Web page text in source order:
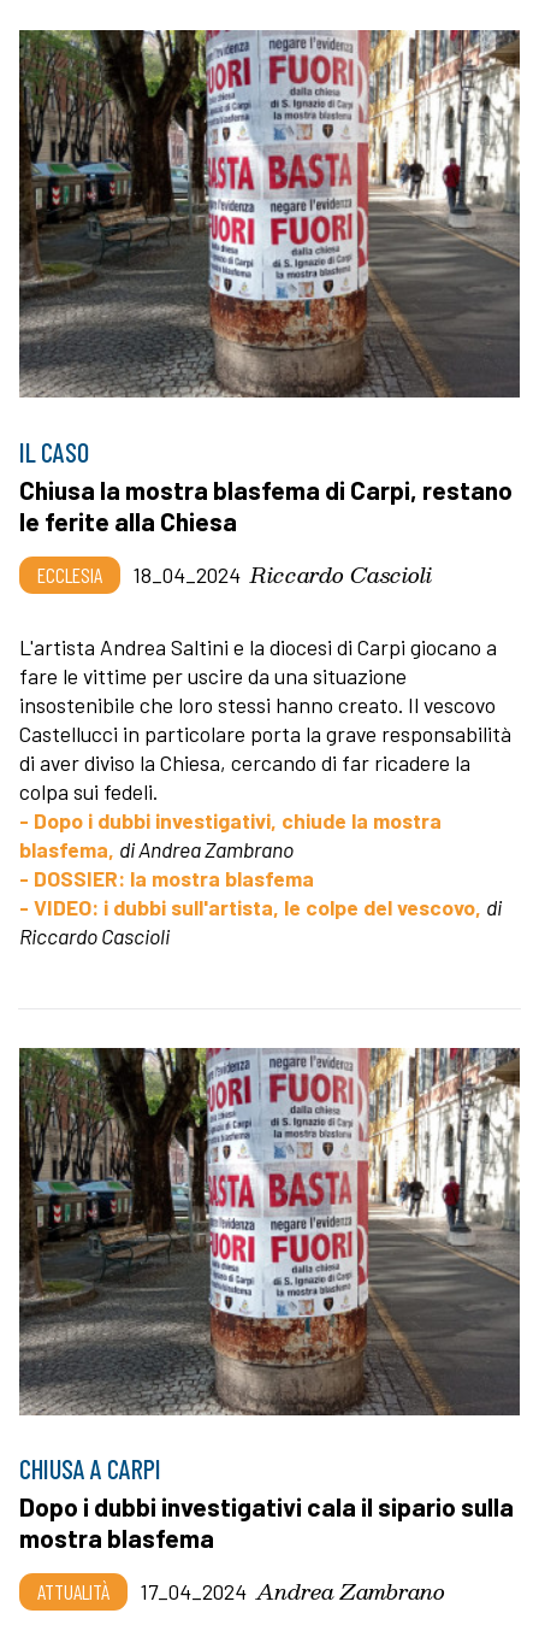
IL CASO
Chiusa la mostra blasfema di Carpi, restano
le ferite alla Chiesa
ECCLESIA 18_04_2024 Riccardo Cascioli
L'artista Andrea Saltini e la diocesi di Carpi giocano a
fare le vittime per uscire da una situazione
insostenibile che loro stessi hanno creato. Il vescovo
Castellucci in particolare porta la grave responsabilità
di aver diviso la Chiesa, cercando di far ricadere la
colpa sui fedeli.
- Dopo i dubbi investigativi, chiude la mostra
blasfema, di Andrea Zambrano
- DOSSIER: la mostra blasfema
- VIDEO: i dubbi sull'artista, le colpe del vescovo, di
Riccardo Cascioli
CHIUSA A CARPI
Dopo i dubbi investigativi cala il sipario sulla
mostra blasfema
ATTUALITÀ 17_04_2024 Andrea Zambrano